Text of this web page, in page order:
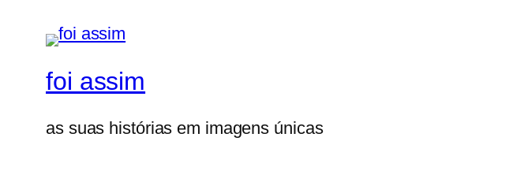
foi assim
as suas histórias em imagens únicas